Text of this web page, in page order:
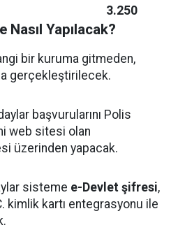
3.250
Yapılacak?
bir kuruma gitmeden,
gerçekleştirilecek.
başvurularını Polis
web sitesi olan
üzerinden yapacak.
sisteme e-Devlet şifresi,
kimlik kartı entegrasyonu ile